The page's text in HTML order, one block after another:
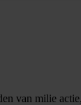
van milie